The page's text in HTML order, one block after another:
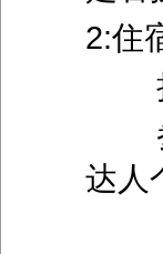
2:住
挂
参
达人